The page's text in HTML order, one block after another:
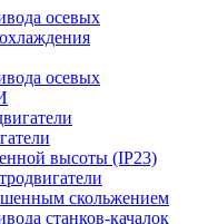
осевых
осевых
высоты (IP23)
скольжением
станков-качалок